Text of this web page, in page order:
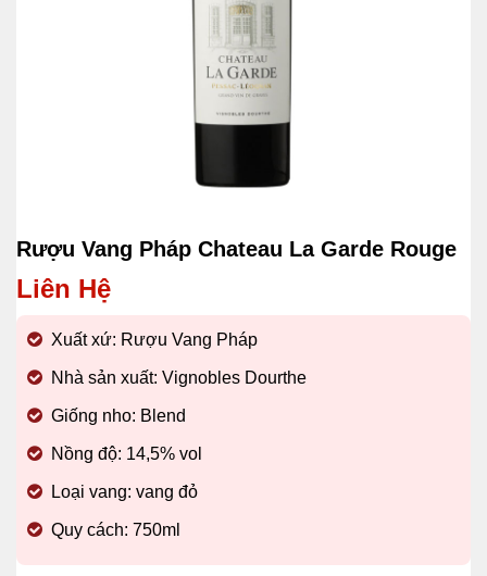
Rượu Vang Pháp Chateau La Garde Rouge
Liên Hệ
Xuất xứ: Rượu Vang Pháp
Nhà sản xuất: Vignobles Dourthe
Giống nho: Blend
Nồng độ: 14,5% vol
Loại vang: vang đỏ
Quy cách: 750ml